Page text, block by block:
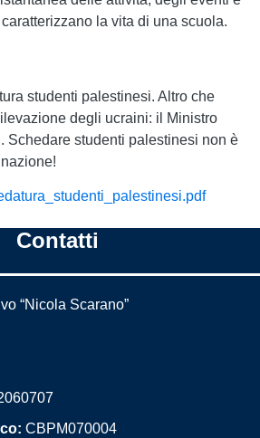
la vita di una scuola.
studenti palestinesi. Altro che
degli ucraini: il Ministro
Schedare studenti palestinesi non è
Contatti
“Nicola Scarano”
CBPM070004